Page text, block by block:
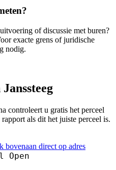
of discussie met buren?
exacte grens of juridische
nodig.
controleert u gratis het perceel
als dit het juiste perceel is.
bovenaan direct op adres
Open